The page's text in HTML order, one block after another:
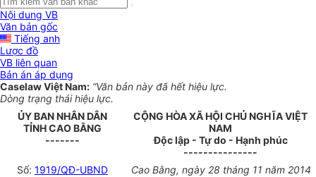
Nội dung VB
Văn bản gốc
Tiếng anh
Lược đồ
VB liên quan
Bản án áp dụng
Caselaw Việt Nam: “Văn bản này đã hết hiệu lực.
Dòng trạng thái hiệu lực.
ỦY BAN NHÂN DÂN
TỈNH CAO BẰNG
-------
CỘNG HÒA XÃ HỘI CHỦ NGHĨA VIỆT
NAM
Độc lập - Tự do - Hạnh phúc
---------------
Số: 1919/QĐ-UBND Cao Bằng, ngày 28 tháng 11 năm 2014